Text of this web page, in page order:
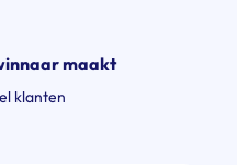
maakt
klanten